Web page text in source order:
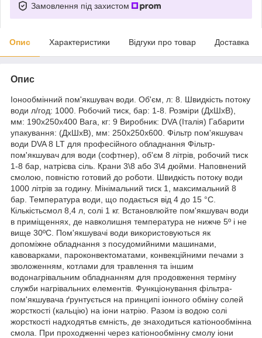
Замовлення під захистом
Опис Характеристики Відгуки про товар Доставка
Опис
Іонообмінний пом'якшувач води. Об'єм, л: 8. Швидкість потоку
води л/год: 1000. Робочий тиск, бар: 1-8. Розміри (ДхШхВ),
мм: 190х250х400 Вага, кг: 9 Виробник: DVA (Італія) Габарити
упакування: (ДхШхВ), мм: 250х250х600. Фільтр пом'якшувач
води DVA 8 LT для професійного обладнання Фільтр-
пом'якшувач для води (софтнер), об'єм 8 літрів, робочий тиск
1-8 бар, натрієва сіль. Крани 3\8 або 3\4 дюйми. Наповнений
смолою, повністю готовий до роботи. Швидкість потоку води
1000 літрів за годину. Мінімальний тиск 1, максимальний 8
бар. Температура води, що подається від 4 до 15 °С.
Кількістьсмол 8,4 л, солі 1 кг. Встановлюйте пом'якшувач води
в приміщеннях, де навколишня температура не нижче 5º і не
вище 30ºС. Пом'якшувачі води використовуються як
допоміжне обладнання з посудомийними машинами,
кавоварками, пароконвектоматами, конвекційними печами з
зволоженням, котлами для травлення та іншим
водонагрівальним обладнанням для продовження терміну
служби нагрівальних елементів. Функціонування фільтра-
пом'якшувача ґрунтується на принципі іонного обміну солей
жорсткості (кальцію) на іони натрію. Разом із водою солі
жорсткості надходятьв ємність, де знаходиться катіонообмінна
смола. При проходженні через катіонообмінну смолу іони